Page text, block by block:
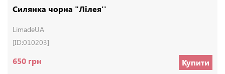
Силянка чорна "Лілея''
LimadeUA
[ID:010203]
650 грн Купити